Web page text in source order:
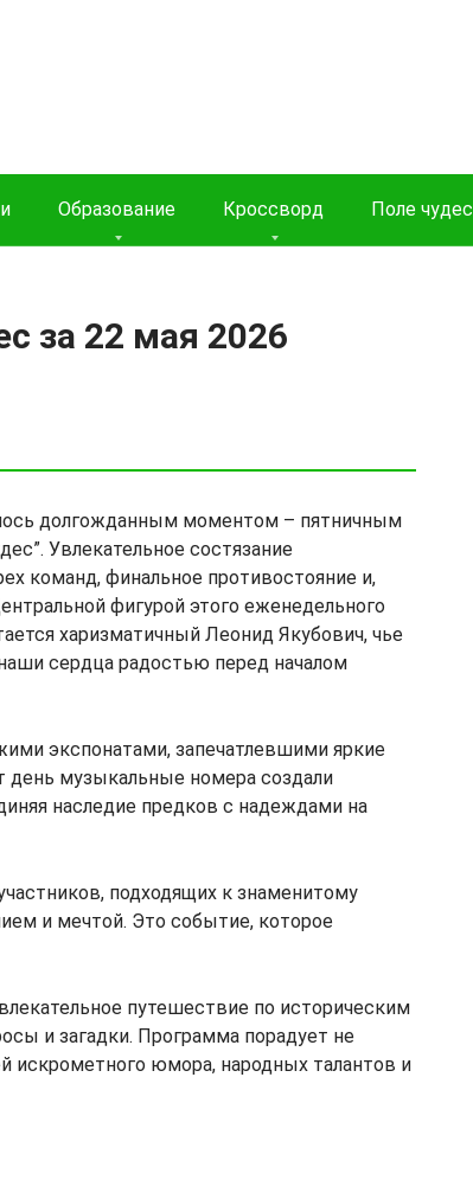
Образование Кроссворд Поле чудес
за 22 мая 2026
долгожданным моментом – пятничным
Увлекательное состязание
команд, финальное противостояние и,
фигурой этого еженедельного
харизматичный Леонид Якубович, чье
сердца радостью перед началом
экспонатами, запечатлевшими яркие
день музыкальные номера создали
наследие предков с надеждами на
подходящих к знаменитому
и мечтой. Это событие, которое
путешествие по историческим
и загадки. Программа порадует не
искрометного юмора, народных талантов и